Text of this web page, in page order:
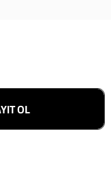
OL